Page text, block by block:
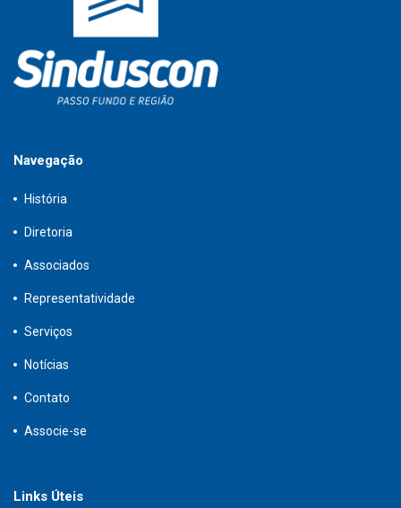
Navegação
História
Diretoria
Associados
Representatividade
Serviços
Notícias
Contato
Associe-se
Links Úteis